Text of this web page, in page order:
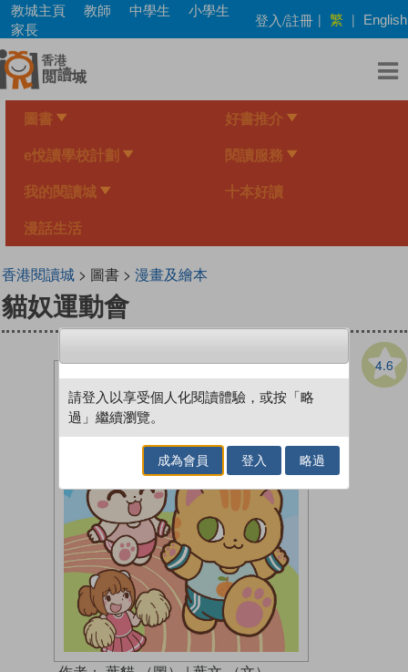
Skip
main
content
教城主頁 教師 中學生
小學生
家長
登入/註冊 | 繁 | English
圖書 好書推介
e悅讀學校計劃 閱讀服務
我的閱讀城 十本好讀
漫話生活
香港閱讀城> 圖書 > 漫畫及繪本
貓奴運動會
4.6
請登入以享受個人化閱讀體驗，或按「略
過」繼續瀏覽。
成為會員 登入 略過